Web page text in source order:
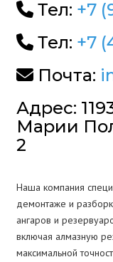
Тел: +7
Тел: +7
Почта:
Адрес:
Марии
2
Наша компания
демонтаже и
ангаров и
включая алмазную
максимальной